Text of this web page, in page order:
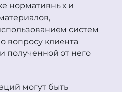
нормативных и
систем
вопросу клиента
полученной от него
могут быть